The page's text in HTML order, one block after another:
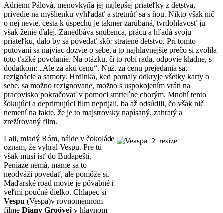
Adrienn Pálová, menovkyňa jej najlepšej priateľky z detstva,
privedie na myšlienku vyhľadať a stretnúť sa s ňou. Nikto však nič
o nej nevie, cesta k úspechu je takmer zarúbaná, tvrdohlavosť ju
však ženie ďalej. Zanedbáva snúbenca, prácu a hľadá svoju
priateľku, dalo by sa povedať skôr stratené detstvo. Pri tomto
putovaní sa najviac dozvie o sebe, a to najhlavnejšie prečo si zvolila
toto ťažké povolanie. Na otázku, či to robí rada, odpovie kladne, s
dodatkom: „Ale za akú cenu“. Nuž, za cenu prejedania sa,
rezignácie a samoty. Hrdinka, keď pomaly odkryje všetky karty o
sebe, sa možno rezignovane, možno s uspokojením vráti na
pracovisko pokračovať v pomoci smrteľne chorým. Mnohí tento
šokujúci a deprimujúci film neprijali, ba až odsúdili, čo však nič
nemení na fakte, že je to majstrovsky napísaný, zahratý a
zrežírovaný film.
Lali, mladý Róm, nájde v čokoláde
oznam, že vyhral Vespu. Pre tú
však musí ísť do Budapešti.
Peniaze nemá, mame sa to
neodváži povedať, ale pomôže si.
Maďarské road movie je pôvabné i
veľmi poučné dielko. Chlapec si
Vespu (Vespa)v rovnomennom
filme Diany Groóvej v hlavnom